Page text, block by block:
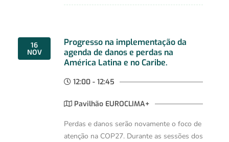
16
NOV
Progresso na implementação da
agenda de danos e perdas na
América Latina e no Caribe.
12:00 - 12:45
Pavilhão EUROCLIMA+
Perdas e danos serão novamente o foco de
atenção na COP27. Durante as sessões dos